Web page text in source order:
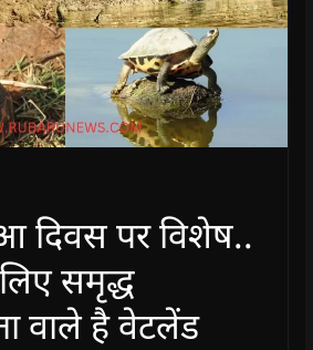
दिवस पर विशेष..
समृद्ध
वाले है वेटलेंड